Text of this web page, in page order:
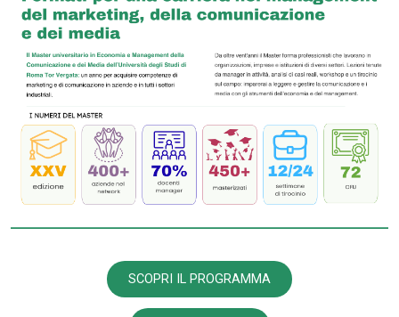
SCOPRI IL PROGRAMMA